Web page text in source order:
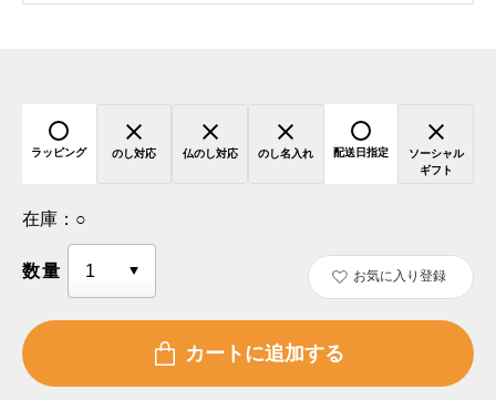
ラッピング のし対応 仏のし対応 のし名入れ 配送日指定
ソーシャル
ギフト
在庫： ○
数量 お気に入り登録